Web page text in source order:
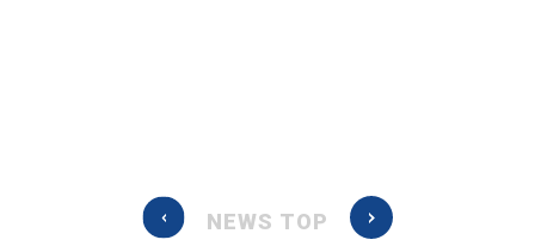
NEWS TOP